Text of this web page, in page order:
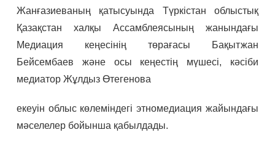
Жанғазиеваның қатысуында Түркістан облыстық
Қазақстан халқы Ассамблеясының жанындағы
Медиация кеңесінің төрағасы Бақытжан
Бейсембаев және осы кеңестің мүшесі, кәсіби
медиатор Жұлдыз Өтегенова
екеуін облыс көлеміндегі этномедиация жайындағы
мәселелер бойынша қабылдады.